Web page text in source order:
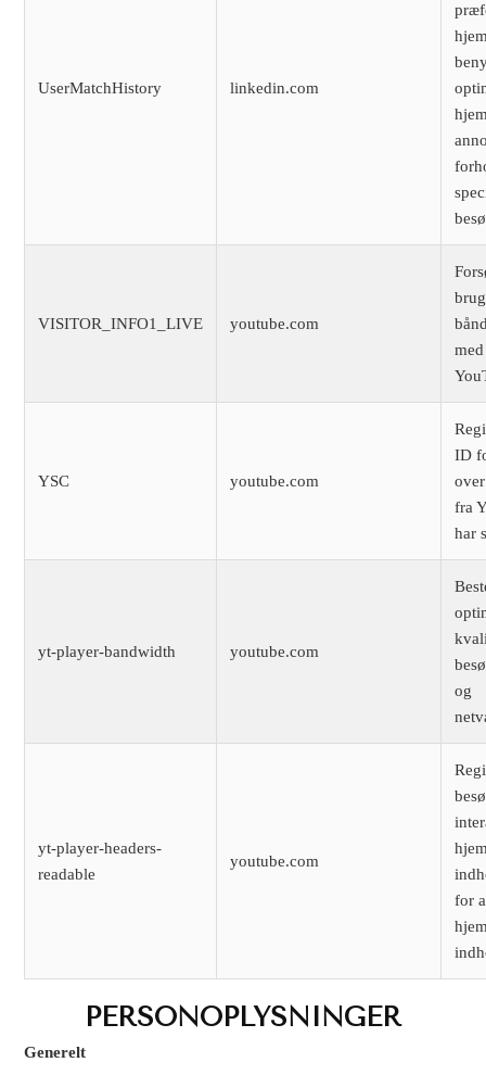
UserMatchHistory linkedin.com
VISITOR_INFO1_LIVE youtube.com
YSC youtube.com
ID
fra
har
yt-player-bandwidth youtube.com
og
yt-player-headers-
readable
youtube.com
for
PERSONOPLYSNINGER
Generelt